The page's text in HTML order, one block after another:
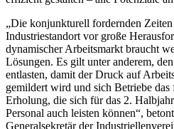
„Die konjunkturell fordernden
Industriestandort vor große
dynamischer Arbeitsmarkt braucht
Lösungen. Es gilt unter anderem,
entlasten, damit der Druck auf
gemildert wird und sich Betriebe
Erholung, die sich für das 2.
Personal auch leisten können“,
Generalsekretär der